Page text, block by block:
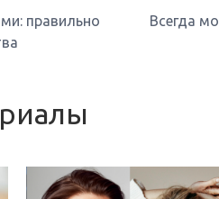
правильно
Всегда